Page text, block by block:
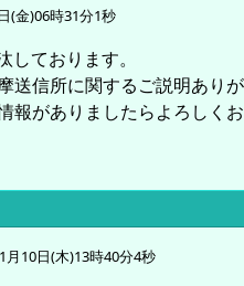
(金)06時31分1秒
しております。
送信所に関するご説明あり
報がありましたらよろしく
月10日(木)13時40分4秒